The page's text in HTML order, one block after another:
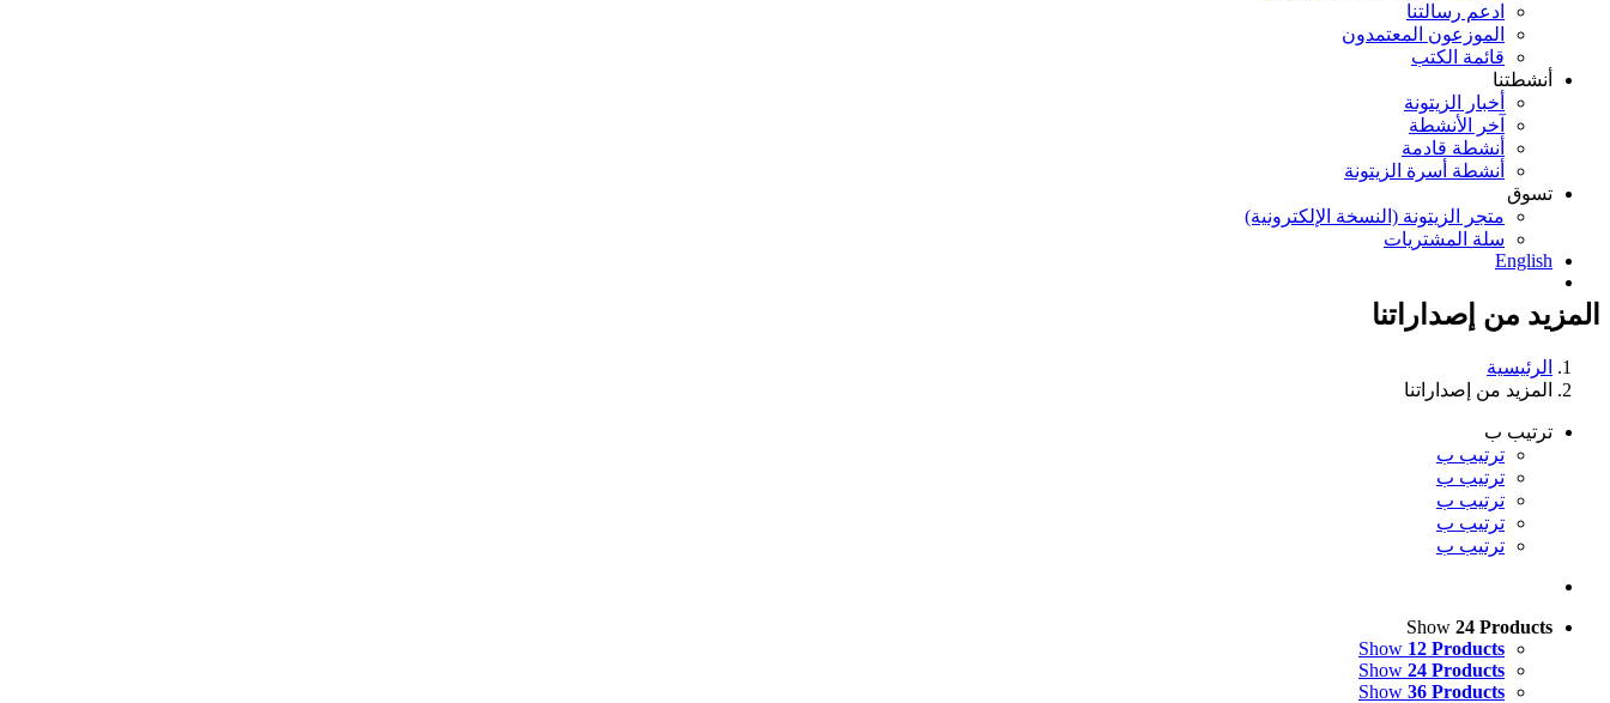
ادعم رسالتنا
الموزعون المعتمدون
قائمة الكتب
أنشطتنا
أخبار الزيتونة
آخر الأنشطة
أنشطة قادمة
أنشطة أسرة الزيتونة
تسوق
متجر الزيتونة (النسخة الإلكترونية)
سلة المشتريات
English
المزيد من إصداراتنا
الرئيسية
المزيد من إصداراتنا
ترتيب ب
ترتيب ب
ترتيب ب
ترتيب ب
ترتيب ب
ترتيب ب
Show 24 Products
Show 12 Products
Show 24 Products
Show 36 Products